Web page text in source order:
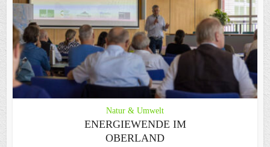
Natur & Umwelt
ENERGIEWENDE IM
OBERLAND